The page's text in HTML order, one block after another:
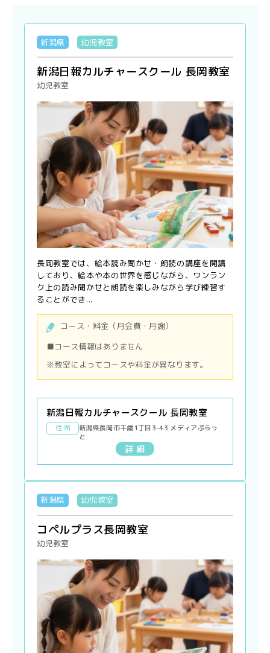
新潟県 幼児教室
新潟日報カルチャースクール 長岡教室
幼児教室
長岡教室では、絵本読み聞かせ・朗読の講座を開講
しており、絵本や本の世界を感じながら、ワンラン
ク上の読み聞かせと朗読を楽しみながら学び練習す
ることができ...
コース・料金（月会費・月謝）
■コース情報はありません
※教室によってコースや料金が異なります。
新潟日報カルチャースクール 長岡教室
住 所
新潟県長岡市千歳1丁目3-43 メディアぷらっ
と
詳 細
新潟県 幼児教室
コペルプラス長岡教室
幼児教室